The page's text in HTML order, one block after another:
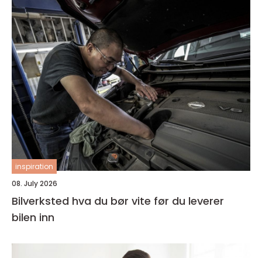
inspiration
08. July 2026
Bilverksted hva du bør vite før du leverer
bilen inn